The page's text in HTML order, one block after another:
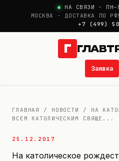
НА СВЯЗИ ·
МОСКВА · ДОСТАВКА ПО РФ
+7 (499)
Г
Продукция
Заявка
ГЛАВНАЯ / НОВОСТИ / НА
ВСЕМ КАТОЛИЧЕСКИМ СВЯЩЕ...
25.12.2017
На католическое